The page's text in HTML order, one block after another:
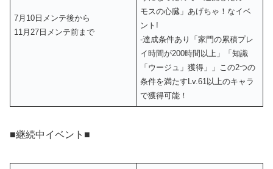
7月10日メンテ後から
11月27日メンテ前まで
モスの心臓」あげちゃ！なイベ
ント!
‐達成条件あり「家門の累積プレ
イ時間が200時間以上」「知識
「ウージュ」獲得」」この2つの
条件を満たすLv.61以上のキャラ
で獲得可能！
■継続中イベント■